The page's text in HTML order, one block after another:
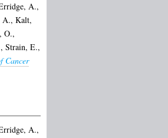
A.,
A., Kalt,
O.,
, Strain, E.,
Cancer
A.,